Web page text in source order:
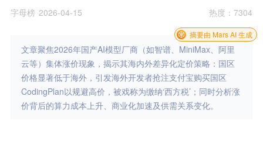
字母榜 2026-04-15 热度 ：7304
文章聚焦2026年国产AI模型厂商（如智谱、MiniMax、阿里
云等）集体涨价现象，揭示其海内外差异化定价策略：国区
价格显著低于海外，引发海外开发者抢注支付宝购买国区
CodingPlan以规避高价，被戏称为缴纳‘西方税’；同时分析涨
价背后的算力成本上升、商业化加速及供需关系变化。
摘要由 Mars AI 生成